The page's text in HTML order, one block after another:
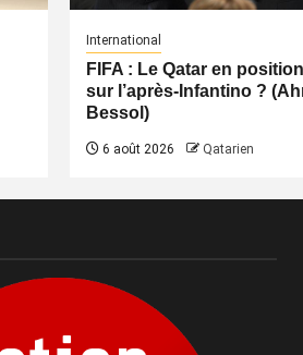
International
FIFA : Le Qatar en
sur l’après-Infantino ?
Bessol)
6 août 2026 Qatarien